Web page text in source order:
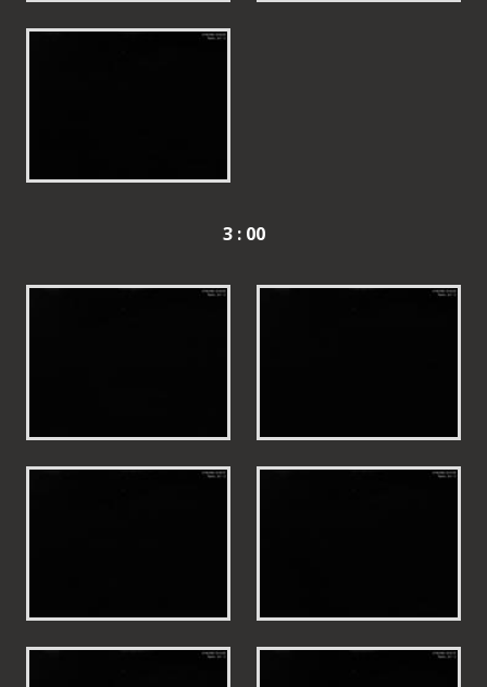
3 : 00